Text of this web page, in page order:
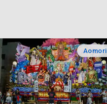
Aomori